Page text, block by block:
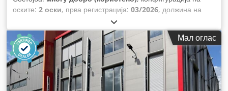
оските: 2 оски, прва регистрација: 03/2026, должина на
66.000 мм, ширина на товарниот
простор:2.550 мм, суспензија:воздух, големина на
гумата:275/70-22,5, Година на изградба:2026, Мал оглас